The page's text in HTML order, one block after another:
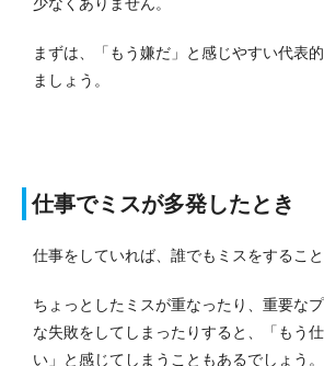
まずは、「もう嫌だ」と感じやすい代表
ましょう。
仕事でミスが多発したとき
仕事をしていれば、誰でもミスをすること
ちょっとしたミスが重なったり、重要な
な失敗をしてしまったりすると、「もう
い」と感じてしまうこともあるでしょう。